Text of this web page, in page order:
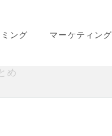
ング マーケティング
め